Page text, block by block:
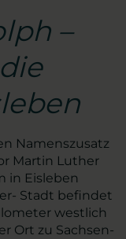
–
Namenszusatz
Martin Luther
in Eisleben
Stadt befindet
westlich
Ort zu Sachsen-